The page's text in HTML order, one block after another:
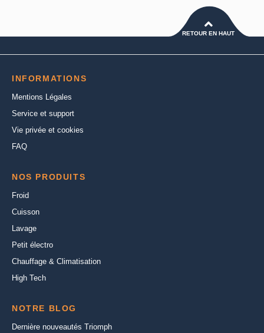
RETOUR EN HAUT
INFORMATIONS
Mentions Légales
Service et support
Vie privée et cookies
FAQ
NOS PRODUITS
Froid
Cuisson
Lavage
Petit électro
Chauffage & Climatisation
High Tech
NOTRE BLOG
Dernière nouveautés Triomph